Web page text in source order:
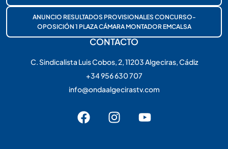
ANUNCIO RESULTADOS PROVISIONALES CONCURSO-
OPOSICIÓN 1 PLAZA CÁMARA MONTADOR EMCALSA
CONTACTO
C. Sindicalista Luis Cobos, 2, 11203 Algeciras, Cádiz
+34 956 630 707
info@ondaalgecirastv.com